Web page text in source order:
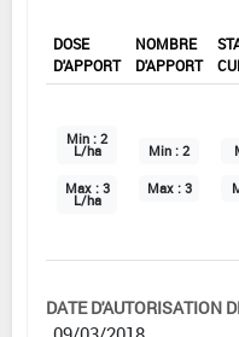
DOSE
D'APPORT
NOMBRE
D'APPORT
Min : 2
L/ha
Max : 3
L/ha
Min : 2
Max : 3
DATE D'AUTORISATION